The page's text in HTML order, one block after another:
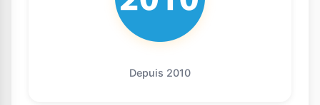
Depuis 2010